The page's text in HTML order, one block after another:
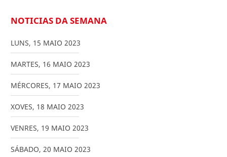
NOTICIAS DA SEMANA
LUNS, 15 MAIO 2023
MARTES, 16 MAIO 2023
MÉRCORES, 17 MAIO 2023
XOVES, 18 MAIO 2023
VENRES, 19 MAIO 2023
SÁBADO, 20 MAIO 2023